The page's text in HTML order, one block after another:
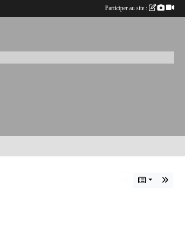
Participer au site :